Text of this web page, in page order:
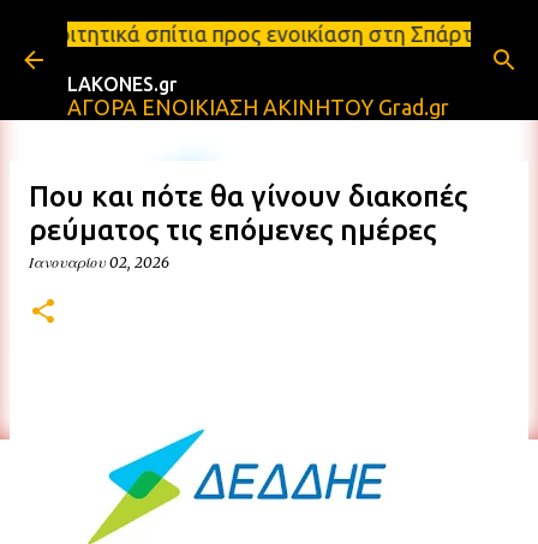
Μετάβαση στο κύριο περιεχόμενο
προς ενοικίαση στη Σπάρτη Ενοικιάσεις
LAKONES.gr
ΑΓΟΡΑ ΕΝΟΙΚΙΑΣΗ ΑΚΙΝΗΤΟΥ Grad.gr
Που και πότε θα γίνουν διακοπές
ρεύματος τις επόμενες ημέρες
Ιανουαρίου 02, 2026